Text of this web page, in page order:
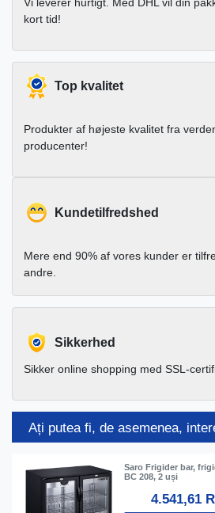
kort tid!
Top kvalitet
Produkter af højeste kvalitet fra
producenter!
Kundetilfredshed
Mere end 90% af vores kunder er
andre.
Sikkerhed
Sikker online shopping med SSL-
Ați putea fi, de asemenea,
Saro Frigider bar,
BC 208, 2 uși
4.541,61